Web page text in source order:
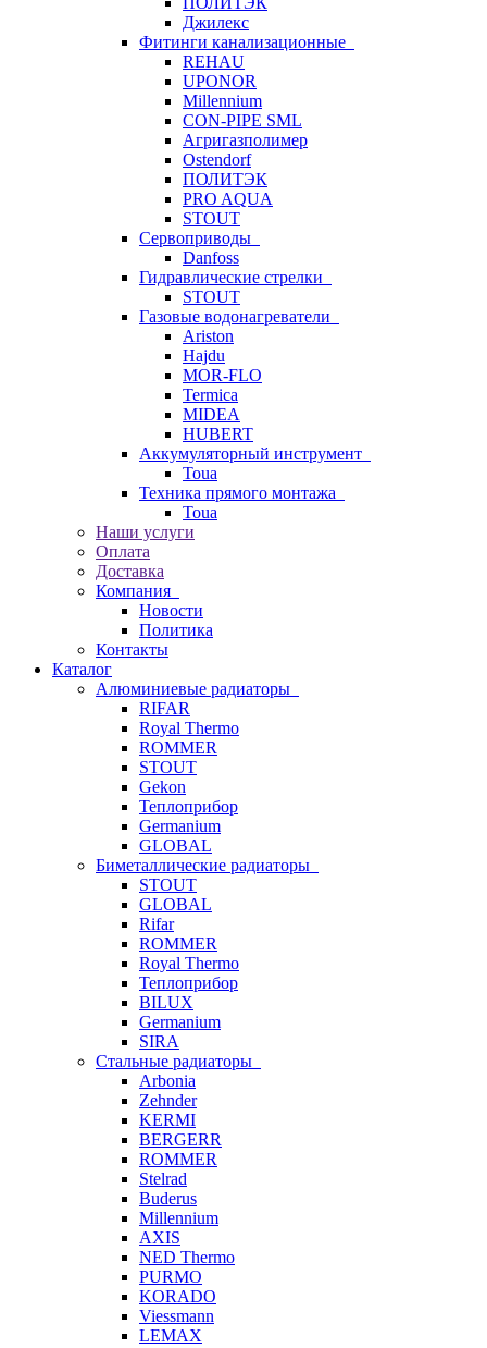
Джилекс
Фитинги канализационные
REHAU
UPONOR
Millennium
CON-PIPE SML
Агригазполимер
Ostendorf
ПОЛИТЭК
PRO AQUA
STOUT
Сервоприводы
Danfoss
Гидравлические стрелки
STOUT
Газовые водонагреватели
Ariston
Hajdu
MOR-FLO
Termica
MIDEA
HUBERT
Аккумуляторный инструмент
Toua
Техника прямого монтажа
Toua
Наши услуги
Оплата
Доставка
Компания
Новости
Политика
Контакты
Каталог
Алюминиевые радиаторы
RIFAR
Royal Thermo
ROMMER
STOUT
Gekon
Теплоприбор
Germanium
GLOBAL
Биметаллические радиаторы
STOUT
GLOBAL
Rifar
ROMMER
Royal Thermo
Теплоприбор
BILUX
Germanium
SIRA
Стальные радиаторы
Arbonia
Zehnder
KERMI
BERGERR
ROMMER
Stelrad
Buderus
Millennium
AXIS
NED Thermo
PURMO
KORADO
Viessmann
LEMAX